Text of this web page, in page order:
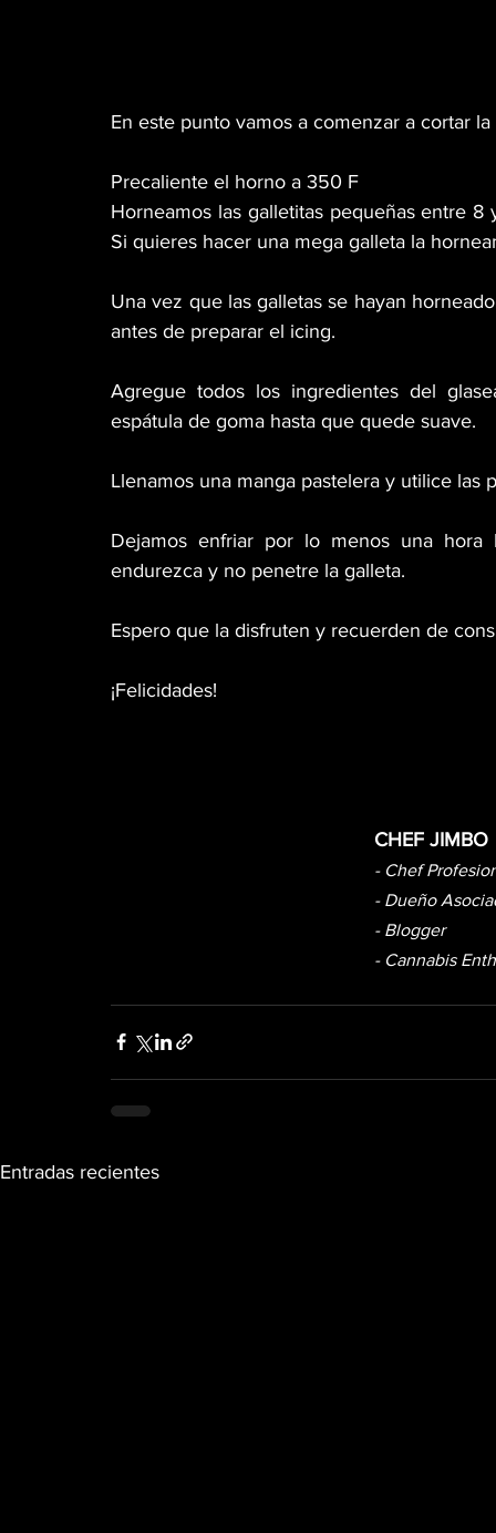
En este punto vamos a comenzar a cortar
Precaliente el horno a 350 F
Horneamos las galletitas pequeñas entre
Si quieres hacer una mega galleta la
Una vez que las galletas se hayan
antes de preparar el icing.
Agregue todos los ingredientes del
espátula de goma hasta que quede suave.
Llenamos una manga pastelera y utilice las
Dejamos enfriar por lo menos una
endurezca y no penetre la galleta.
Espero que la disfruten y recuerden de
¡Felicidades!
CHEF JIMBO
- Chef
- Dueño
- Blogger
- Cannabis
Entradas recientes